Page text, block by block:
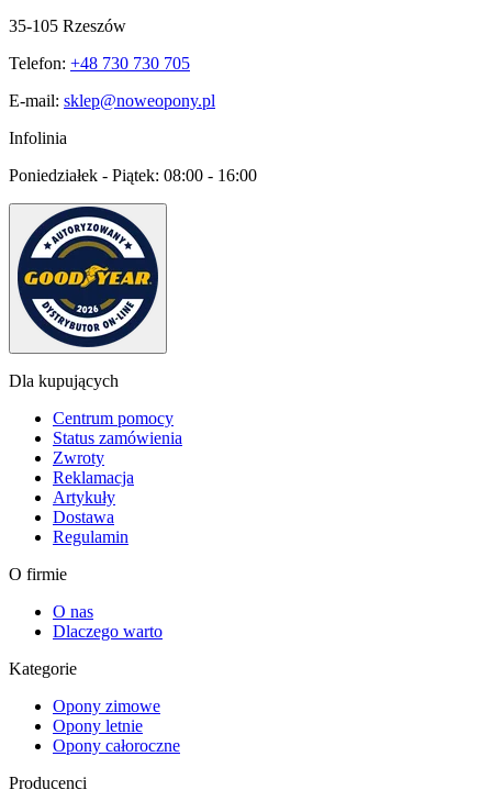
35-105 Rzeszów
Telefon: +48 730 730 705
E-mail: sklep@noweopony.pl
Infolinia
Poniedziałek - Piątek: 08:00 - 16:00
Dla kupujących
Centrum pomocy
Status zamówienia
Zwroty
Reklamacja
Artykuły
Dostawa
Regulamin
O firmie
O nas
Dlaczego warto
Kategorie
Opony zimowe
Opony letnie
Opony całoroczne
Producenci